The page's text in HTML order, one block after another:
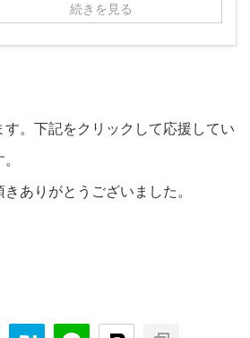
続きを見る
。下記をクリックして応援してい
ありがとうございました。